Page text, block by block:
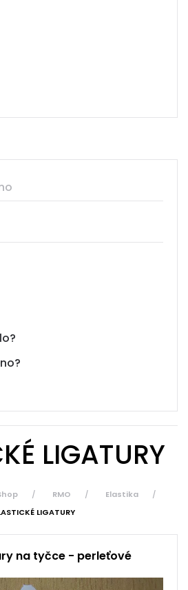
LIGATURY
RMO
Elastika
LIGATURY
na tyčce - perleťové